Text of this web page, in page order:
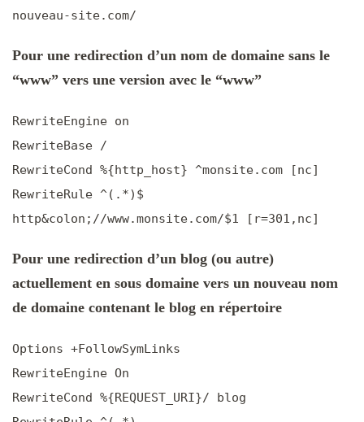
nouveau-site.com/
Pour une redirection d’un nom de domaine sans le
“www” vers une version avec le “www”
RewriteEngine on
RewriteBase /
RewriteCond %{http_host} ^monsite.com [nc]
RewriteRule ^(.*)$
http&colon;//www.monsite.com/$1 [r=301,nc]
Pour une redirection d’un blog (ou autre)
actuellement en sous domaine vers un nouveau nom
de domaine contenant le blog en répertoire
Options +FollowSymLinks
RewriteEngine On
RewriteCond %{REQUEST_URI}/ blog